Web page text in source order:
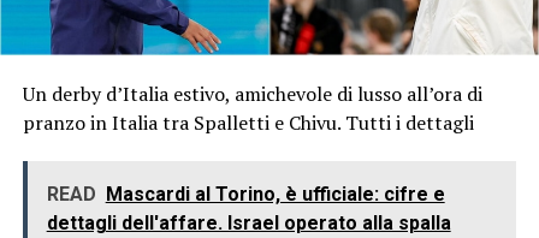
Un derby d’Italia estivo, amichevole di lusso all’ora di
pranzo in Italia tra Spalletti e Chivu. Tutti i dettagli
READ Mascardi al Torino, è ufficiale: cifre e
dettagli dell'affare. Israel operato alla spalla